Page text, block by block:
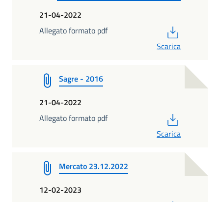
21-04-2022
Allegato formato pdf
Scarica
Sagre - 2016
21-04-2022
Allegato formato pdf
Scarica
Mercato 23.12.2022
12-02-2023